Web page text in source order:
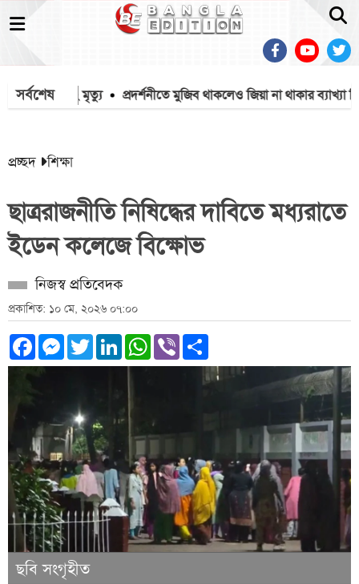
সর্বশেষ
১৫৭১২ মৃত্যু প্রদর্শনীতে মুজিব থাকলেও জিয়া না থাকার ব্যাখ্যা
প্রচ্ছদ শিক্ষা
ছাত্ররাজনীতি নিষিদ্ধের দাবিতে মধ্যরাতে
ইডেন কলেজে বিক্ষোভ
নিজস্ব প্রতিবেদক
প্রকাশিত: ১০ মে, ২০২৬ ০৭:০০
Facebook
Messenger
TwitterLinkedInWhatsApp
Viber
ছবি সংগৃহীত